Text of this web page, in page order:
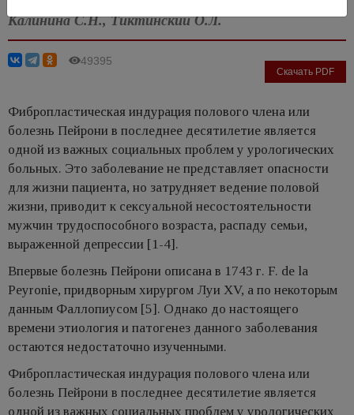
Калинина С.Н., Тиктинский О.Л.
49395
Скачать PDF
Фибропластическая индурация полового члена или
болезнь Пейрони в последнее десятилетие является
одной из важных социальных проблем у урологических
больных. Это заболевание не представляет опасности
для жизни пациента, но затрудняет ведение половой
жизни, приводит к сексуальной несостоятельности
мужчин трудоспособного возраста, распаду семьи,
выраженной депрессии [1-4].
Впервые болезнь Пейрони описана в 1743 г. F. de la
Peyronie, придворным хирургом Луи XV, а по некоторым
данным Фаллопиусом [5]. Однако до настоящего
времени этиология и патогенез данного заболевания
остаются недостаточно изученными.
Фибропластическая индурация полового члена или
болезнь Пейрони в последнее десятилетие является
одной из важных социальных проблем у урологических